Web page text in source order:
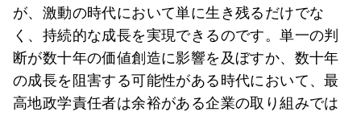
が、激動の時代において単に生き残るだけでな
く、持続的な成長を実現できるのです。単一の判
断が数十年の価値創造に影響を及ぼすか、数十年
の成長を阻害する可能性がある時代において、最
高地政学責任者は余裕がある企業の取り組みでは